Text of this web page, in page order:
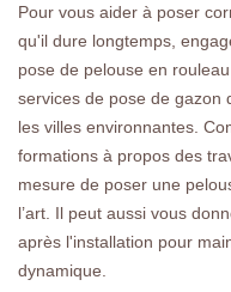
Pour vous aider à poser
qu'il dure longtemps,
pose de pelouse en
services de pose de gazon
les villes environnantes.
formations à propos des
mesure de poser une
l’art. Il peut aussi vous
après l'installation pour
dynamique.